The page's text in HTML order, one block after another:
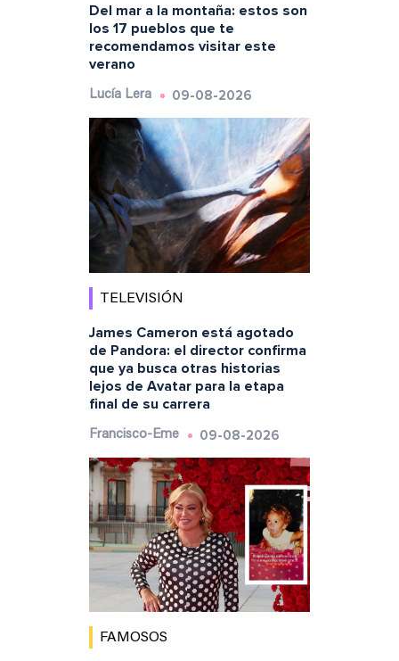
Del mar a la montaña: estos son
los 17 pueblos que te
recomendamos visitar este
verano
Lucía Lera 09-08-2026
TELEVISIÓN
James Cameron está agotado
de Pandora: el director confirma
que ya busca otras historias
lejos de Avatar para la etapa
final de su carrera
Francisco-Eme 09-08-2026
FAMOSOS